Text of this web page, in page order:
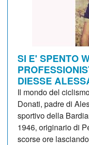
SI E' SPENTO
DIESSE
Il mondo del
Donati, padre di
sportivo della
1946, originario di
scorse ore